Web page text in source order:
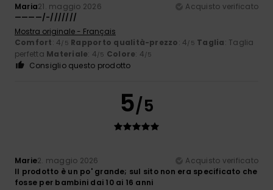
Maria21. maggio 2026
Acquisto verificato
————/-///////
Mostra originale - Français
Comfort: 4/5 Rapporto qualità-prezzo: 4/5 Taglia: Taglia
perfetta Materiale: 4/5 Colore: 4/5
Consiglio questo prodotto
5/5
Marie2. maggio 2026
Acquisto verificato
Il prodotto è un po' grande; sul sito non era specificato che
fosse per bambini dai 10 ai 16 anni